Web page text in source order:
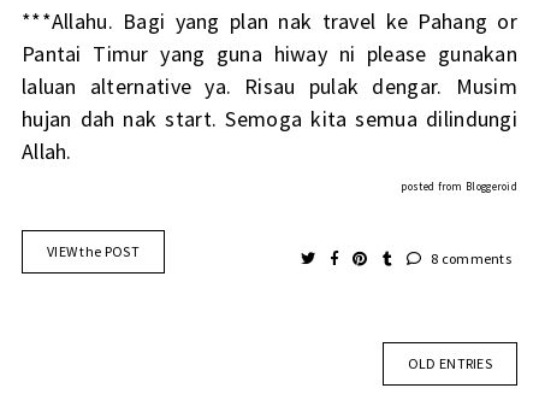
***Allahu. Bagi yang plan nak travel ke Pahang or
Pantai Timur yang guna hiway ni please gunakan
laluan alternative ya. Risau pulak dengar. Musim
hujan dah nak start. Semoga kita semua dilindungi
Allah.
posted from Bloggeroid
VIEW the POST 8 comments
OLD ENTRIES